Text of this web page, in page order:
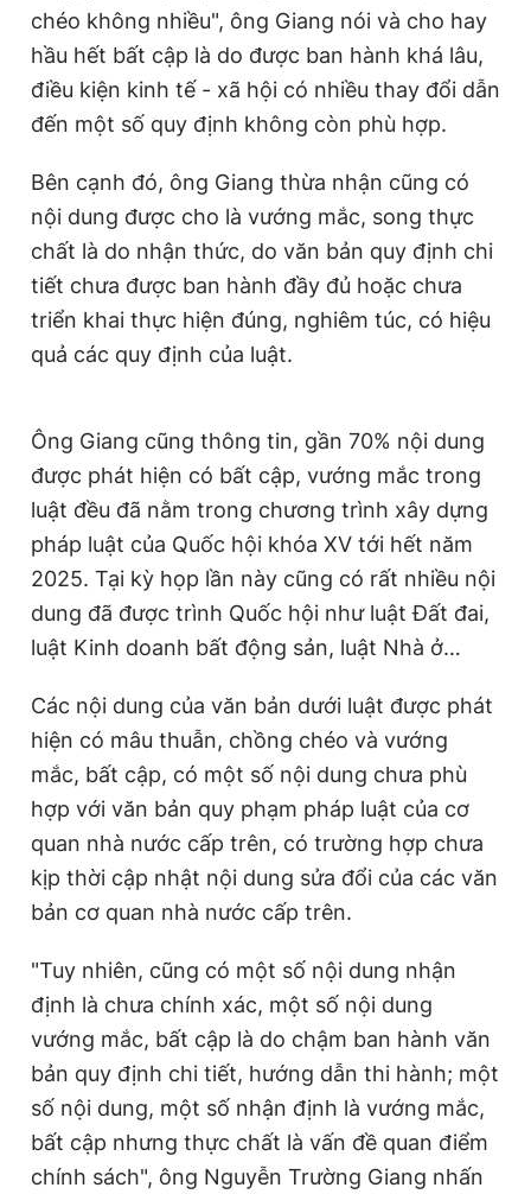
chéo không nhiều", ông Giang nói và cho hay
hầu hết bất cập là do được ban hành khá lâu,
điều kiện kinh tế - xã hội có nhiều thay đổi dẫn
đến một số quy định không còn phù hợp.
Bên cạnh đó, ông Giang thừa nhận cũng có
nội dung được cho là vướng mắc, song thực
chất là do nhận thức, do văn bản quy định chi
tiết chưa được ban hành đầy đủ hoặc chưa
triển khai thực hiện đúng, nghiêm túc, có hiệu
quả các quy định của luật.
Ông Giang cũng thông tin, gần 70% nội dung
được phát hiện có bất cập, vướng mắc trong
luật đều đã nằm trong chương trình xây dựng
pháp luật của Quốc hội khóa XV tới hết năm
2025. Tại kỳ họp lần này cũng có rất nhiều nội
dung đã được trình Quốc hội như luật Đất đai,
luật Kinh doanh bất động sản, luật Nhà ở…
Các nội dung của văn bản dưới luật được phát
hiện có mâu thuẫn, chồng chéo và vướng
mắc, bất cập, có một số nội dung chưa phù
hợp với văn bản quy phạm pháp luật của cơ
quan nhà nước cấp trên, có trường hợp chưa
kịp thời cập nhật nội dung sửa đổi của các văn
bản cơ quan nhà nước cấp trên.
"Tuy nhiên, cũng có một số nội dung nhận
định là chưa chính xác, một số nội dung
vướng mắc, bất cập là do chậm ban hành văn
bản quy định chi tiết, hướng dẫn thi hành; một
số nội dung, một số nhận định là vướng mắc,
bất cập nhưng thực chất là vấn đề quan điểm
chính sách", ông Nguyễn Trường Giang nhấn